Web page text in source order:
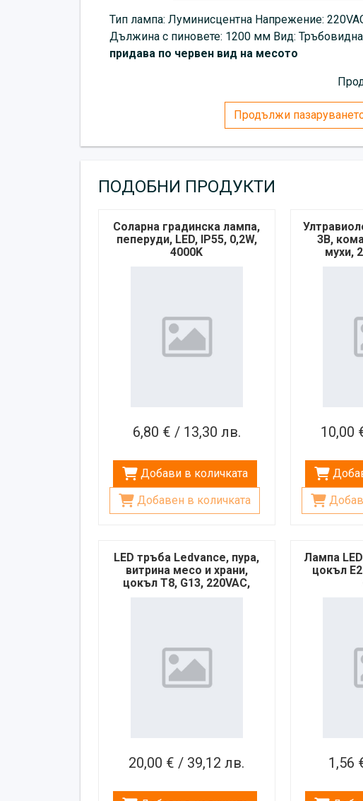
Тип лампа: Луминисцентна Напрежение:
Дължина с пиновете: 1200 мм Вид: Тръбовидна
придава по червен вид на месото
Продължи
ПОДОБНИ ПРОДУКТИ
Соларна градинска лампа,
пеперуди, LED, IP55, 0,2W,
4000K
6,80 € / 13,30 лв.
Добави в количката
Добавен в количката
3B,
мухи,
10,00
LED тръба Ledvance, пура,
витрина месо и храни,
цокъл T8, G13, 220VAC,
20,00 € / 39,12 лв.
Лампа
цокъл
1,56